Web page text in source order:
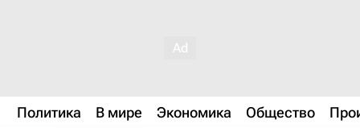
Политика В мире Экономика Общество